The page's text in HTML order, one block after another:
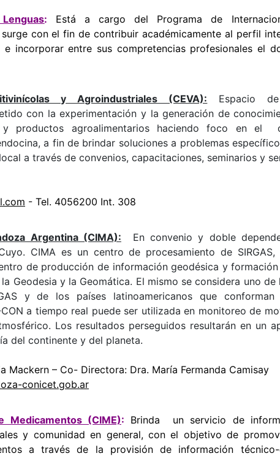
: Está a cargo del Programa de
con el fin de contribuir académicamente al perfil
e incorporar entre sus compretencias profesionales el
y Agroindustriales (CEVA): Espacio
con la experimentación y la generación de
productos agroalimentarios haciendo foco en el
a fin de brindar soluciones a problemas
a través de convenios, capacitaciones, seminarios y
- Tel. 4056200 Int. 308
Argentina (CIMA): En convenio y doble
CIMA es un centro de procesamiento de SIRGAS,
de producción de información geodésica y formación
Geodesia y la Geomática. El mismo se considera uno de
y de los países latinoamericanos que
a tiempo real puede ser utilizada en monitoreo de
Los resultados perseguidos resultarán en un
del continente y del planeta.
Mackern – Co- Directora: Dra. María Fermanda Camisay
conicet.gob.ar
Medicamentos (CIME): Brinda un servicio de
y comunidad en general, con el objetivo de
a través de la provisión de información técnico-